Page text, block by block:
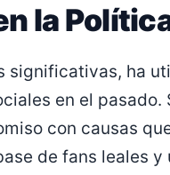
la
significativas, ha
en el pasado.
con causas
de fans leales y